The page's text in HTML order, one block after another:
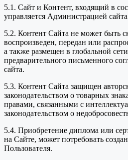
5.1. Сайт и Контент, входящий в
управляется Администрацией
5.2. Контент Сайта не может быть
воспроизведен, передан или
а также размещен в глобальной
предварительного письменного
сайта.
5.3. Контент Сайта защищен
законодательством о товарных
правами, связанными с
законодательством о
5.4. Приобретение диплома или
на Сайте, может потребовать
Пользователя.